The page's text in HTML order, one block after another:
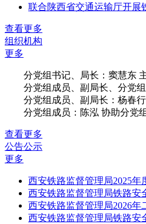
联合陕西省交通运输厅开展
查看更多
组织机构
更多
分党组书记、局长：窦慧东 主
分党组成员、副局长、分党组
分党组成员、副局长：杨春行
分党组成员：陈泓 协助分党组
查看更多
公告公示
更多
西安铁路监督管理局2025年
西安铁路监督管理局铁路安
西安铁路监督管理局2026年
西安铁路监督管理局铁路安